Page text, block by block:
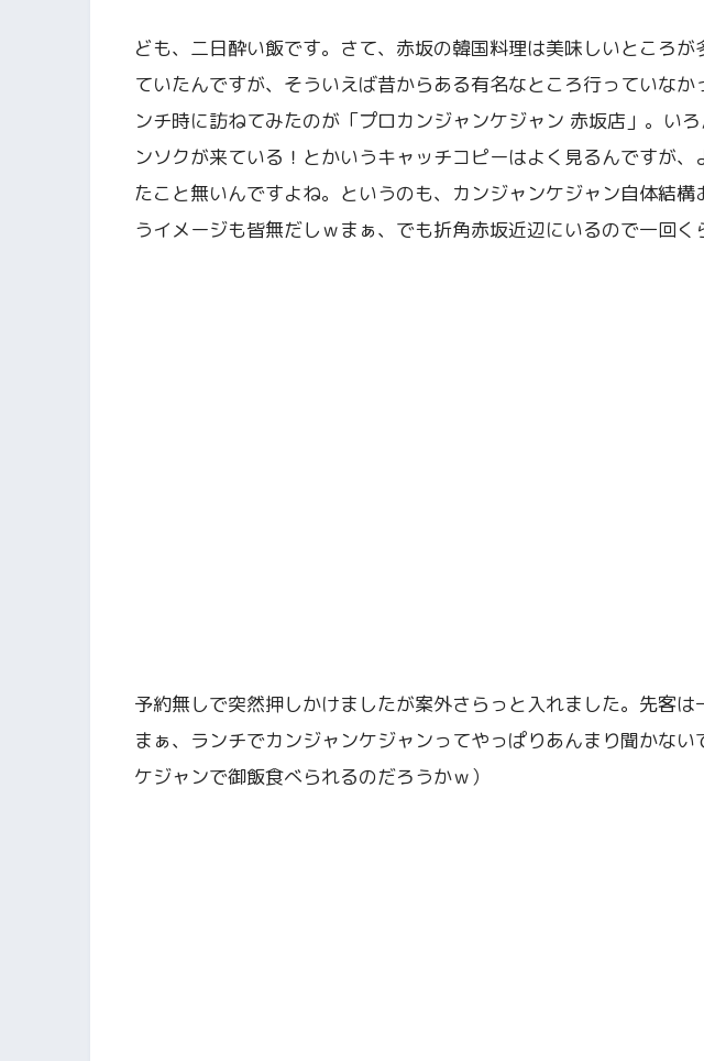
ども、二日酔い飯です。さて、赤坂の韓国料理は美味しいところが
ていたんですが、そういえば昔からある有名なところ行っていなか
ンチ時に訪ねてみたのが「プロカンジャンケジャン 赤坂店」。い
ンソクが来ている！とかいうキャッチコピーはよく見るんですが、
たこと無いんですよね。というのも、カンジャンケジャン自体結構
うイメージも皆無だしｗまぁ、でも折角赤坂近辺にいるので一回く
予約無しで突然押しかけましたが案外さらっと入れました。先客は
まぁ、ランチでカンジャンケジャンってやっぱりあんまり聞かない
ケジャンで御飯食べられるのだろうかｗ）